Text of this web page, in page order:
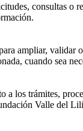
consultas o
ampliar, validar
cuando sea
a los trámites,
Valle del